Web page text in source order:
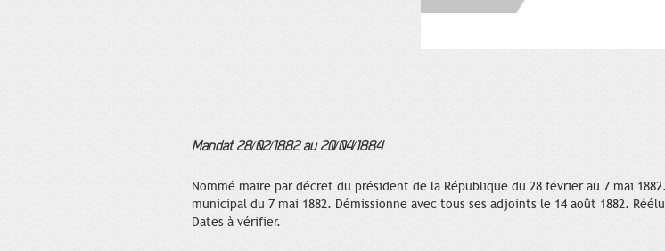
Mandat 28/02/1882 au 20/04/1884
Nommé maire par décret du président de la République du 28 février au 7 mai
municipal du 7 mai 1882. Démissionne avec tous ses adjoints le 14 août 1882.
Dates à vérifier.